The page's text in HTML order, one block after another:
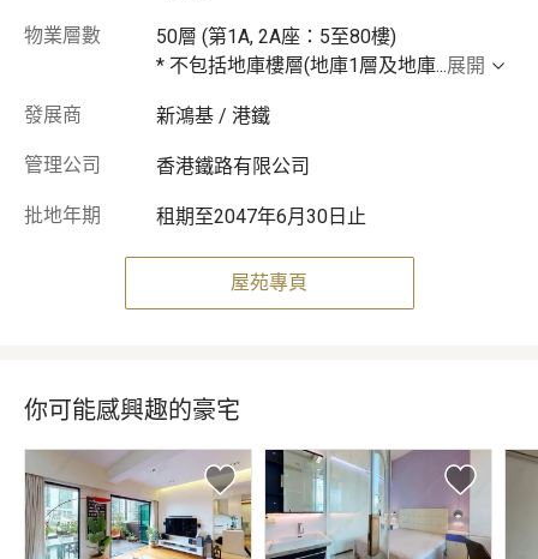
物業層數
50層 (第1A, 2A座：5至80樓)
* 不包括地庫樓層(地庫1層及地庫...展開
發展商 新鴻基 / 港鐵
管理公司 香港鐵路有限公司
批地年期 租期至2047年6月30日止
屋苑專頁
你可能感興趣的豪宅